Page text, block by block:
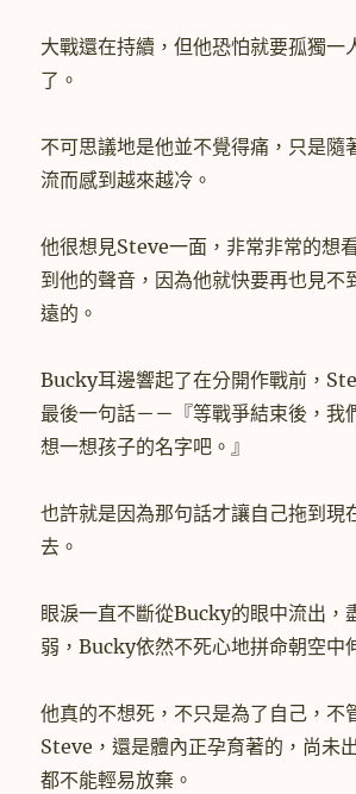
大戰還在持續，但他恐怕就要孤獨一
了。
不可思議地是他並不覺得痛，只是隨
流而感到越來越冷。
他很想見Steve一面，非常非常的想
到他的聲音，因為他就快要再也見不
遠的。
Bucky耳邊響起了在分開作戰前，
最後一句話－－『等戰爭結束後，我
想一想孩子的名字吧。』
也許就是因為那句話才讓自己拖到現
去。
眼淚一直不斷從Bucky的眼中流出，
弱，Bucky依然不死心地拼命朝空中
他真的不想死，不只是為了自己，不
Steve，還是體內正孕育著的，尚未
都不能輕易放棄。